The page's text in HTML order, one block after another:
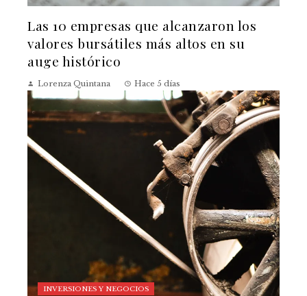
Las 10 empresas que alcanzaron los
valores bursátiles más altos en su
auge histórico
Lorenza Quintana Hace 5 días
INVERSIONES Y NEGOCIOS